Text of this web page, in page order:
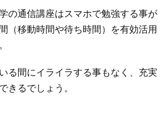
の通信講座はスマホで勉強する事が
（移動時間や待ち時間）を有効活用
る間にイライラする事もなく、充実
きるでしょう。